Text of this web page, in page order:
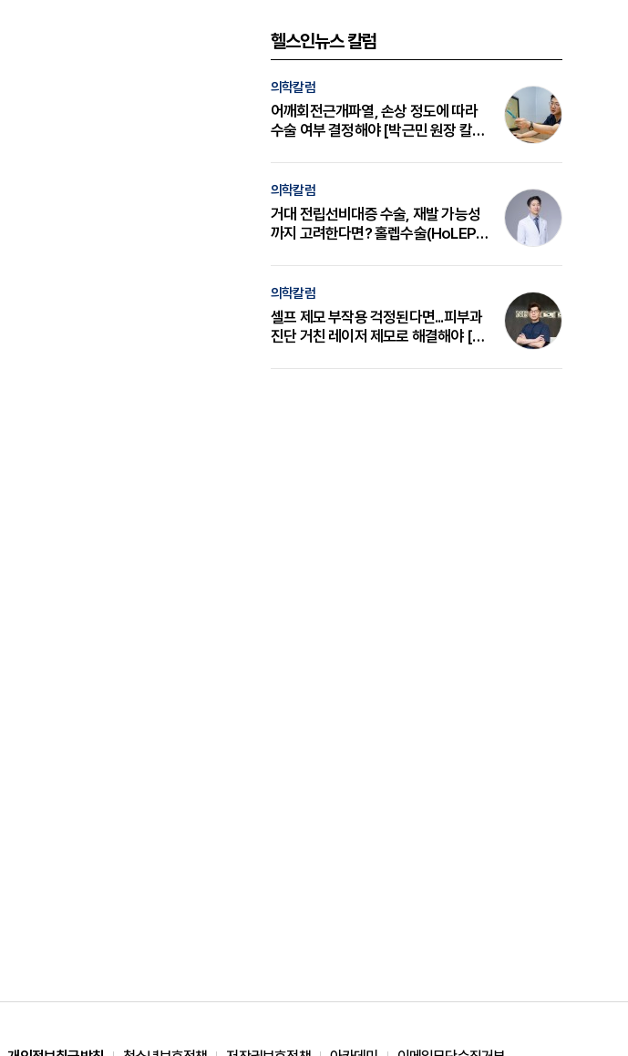
헬스인뉴스 칼럼
의학칼럼
어깨회전근개파열, 손상 정도에 따라
수술 여부 결정해야 [박근민 원장 칼
의학칼럼
거대 전립선비대증 수술, 재발 가능성
까지 고려한다면? 홀렙수술(HoLEP)
의학칼럼
셀프 제모 부작용 걱정된다면...피부과
진단 거친 레이저 제모로 해결해야 [변